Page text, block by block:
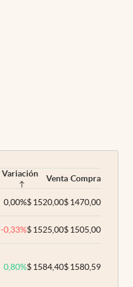
Variación Venta Compra
0,00%$1520,00$1470,00
-0,33%$1525,00$1505,00
0,80%$1584,40$1580,59